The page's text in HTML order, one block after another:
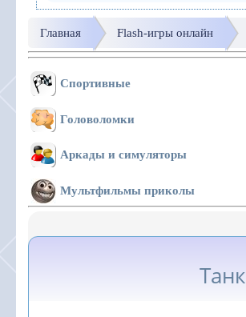
Главная Flash-игры онлайн
Спортивные
Головоломки
Аркады и симуляторы
Мультфильмы приколы
Танк